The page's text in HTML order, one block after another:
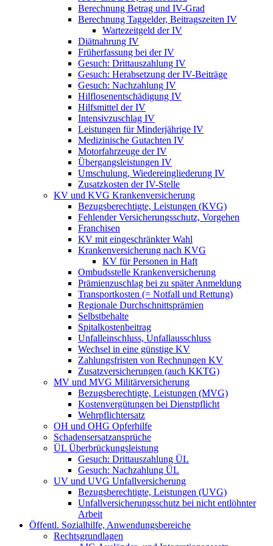
Berechnung Betrag und IV-Grad
Berechnung Taggelder, Beitragszeiten IV
Wartezeitgeld der IV
Diätnahrung IV
Früherfassung bei der IV
Gesuch: Drittauszahlung IV
Gesuch: Herabsetzung der IV-Beiträge
Gesuch: Nachzahlung IV
Hilflosenentschädigung IV
Hilfsmittel der IV
Intensivzuschlag IV
Leistungen für Minderjährige IV
Medizinische Gutachten IV
Motorfahrzeuge der IV
Übergangsleistungen IV
Umschulung, Wiedereingliederung IV
Zusatzkosten der IV-Stelle
KV und KVG Krankenversicherung
Bezugsberechtigte, Leistungen (KVG)
Fehlender Versicherungsschutz, Vorgehen
Franchisen
KV mit eingeschränkter Wahl
Krankenversicherung nach KVG
KV für Personen in Haft
Ombudsstelle Krankenversicherung
Prämienzuschlag bei zu später Anmeldung
Transportkosten (= Notfall und Rettung)
Regionale Durchschnittsprämien
Selbstbehalte
Spitalkostenbeitrag
Unfalleinschluss, Unfallausschluss
Wechsel in eine günstige KV
Zahlungsfristen von Rechnungen KV
Zusatzversicherungen (auch KKTG)
MV und MVG Militärversicherung
Bezugsberechtigte, Leistungen (MVG)
Kostenvergütungen bei Dienstpflicht
Wehrpflichtersatz
OH und OHG Opferhilfe
Schadensersatzansprüche
ÜL Überbrückungsleistung
Gesuch: Drittauszahlung ÜL
Gesuch: Nachzahlung ÜL
UV und UVG Unfallversicherung
Bezugsberechtigte, Leistungen (UVG)
Unfallversicherungsschutz bei nicht entlöhnter
Arbeit
Öffentl. Sozialhilfe, Anwendungsbereiche
Rechtsgrundlagen